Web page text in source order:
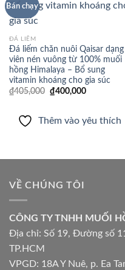
Bán chạy
Thêm
ĐÁ LIẾM
Đá liếm chăn nuôi Qaisar dạng
viên nén vuông từ 100% muối
hồng Himalaya – Bổ sung
vitamin khoáng cho gia súc
₫405,000 Giá
₫400,000Giá
₫400,000.
Thêm vào yêu thích
VỀ CHÚNG TÔI
CÔNG TY TNHH MUỐI
Địa chỉ: Số 19, Đường số
TP.HCM
VPGD: 18A Y Nuê, p. Ea